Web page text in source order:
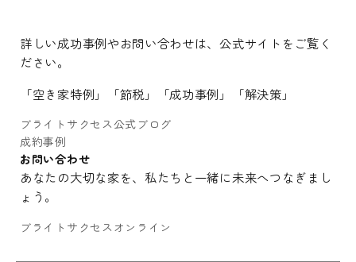
詳しい成功事例やお問い合わせは、公式サイトをご覧く
ださい。
「空き家特例」「節税」「成功事例」「解決策」
ブライトサクセス公式ブログ
成約事例
お問い合わせ
あなたの大切な家を、私たちと一緒に未来へつなぎまし
ょう。
ブライトサクセスオンライン